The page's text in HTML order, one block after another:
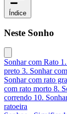
Índice
Neste Sonho
Sonhar com Rato
preto 3. Sonhar
Sonhar com rato
com rato morto 8.
correndo 10.
ratoeira